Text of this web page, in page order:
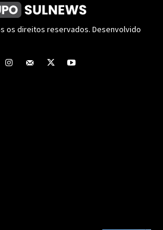
os direitos reservados. Desenvolvido